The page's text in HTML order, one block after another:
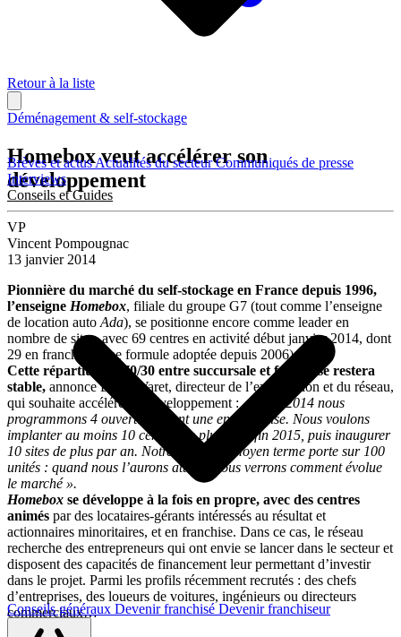
Brèves et actusActualités du secteurCommuniqués de presse
Interviews
Conseils et Guides
Conseils généraux Devenir franchisé Devenir franchiseur
Retour à la liste
Déménagement & self-stockage
Homebox veut accélérer son
développement
VP
Vincent Pompougnac
13 janvier 2014
Pionnière du marché du self-stockage en France depuis 1996,
l’enseigne Homebox, filiale du groupe G7 (tout comme l’enseigne
de location auto Ada), se positionne encore comme leader en
nombre de sites, avec 69 centres en activité début janvier 2014, dont
29 en franchise (une formule adoptée depuis 2006).
Cette répartition à 70/30 entre succursale et franchise restera
stable, annonce David Varet, directeur de l’exploitation et du réseau,
qui souhaite accélérer le développement :« Pour 2014 nous
programmons 4 ouvertures dont une en franchise. Nous voulons
implanter au moins 10 centres de plus d’ici fin 2015, puis inaugurer
10 sites de plus par an. Notre objectif à moyen terme porte sur 100
unités : quand nous l’aurons atteint, nous verrons comment évolue
le marché ».
Homebox se développe à la fois en propre, avec des centres
animés par des locataires-gérants intéressés au résultat et
actionnaires minoritaires, et en franchise. Dans ce cas, le réseau
recherche des entrepreneurs qui ont envie se lancer dans le secteur et
disposent des capacités de financement leur permettant d’investir
dans le projet. Parmi les profils récemment recrutés : des chefs
d’entreprises, des loueurs de voitures, ingénieurs ou directeurs
commerciaux…
Partager sur :